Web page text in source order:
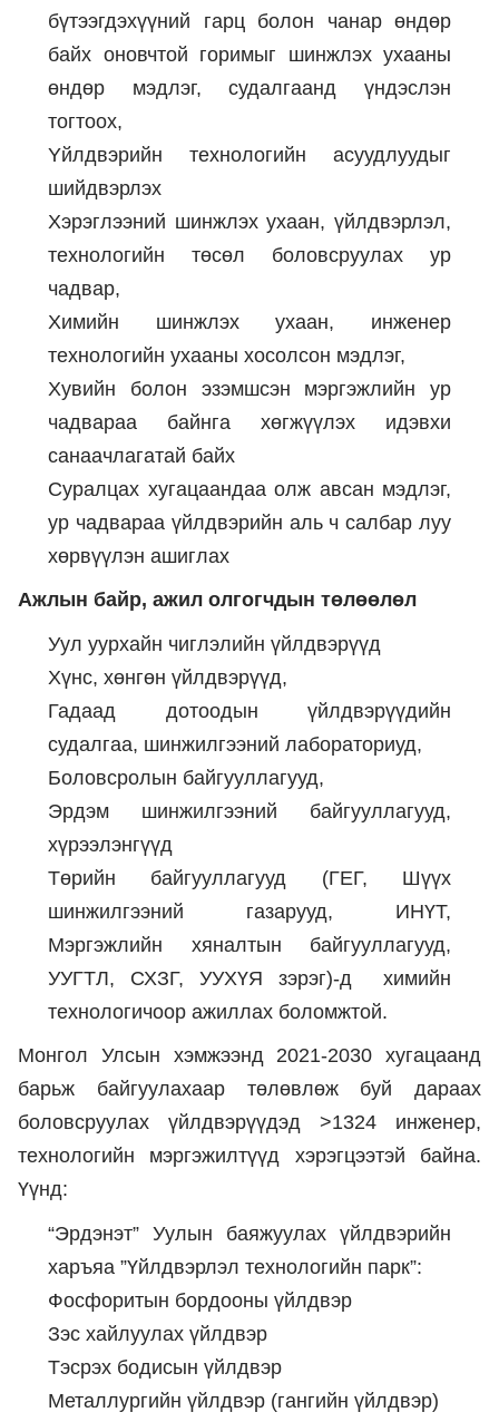
бүтээгдэхүүний гарц болон чанар өндөр
байх оновчтой горимыг шинжлэх ухааны
өндөр мэдлэг, судалгаанд үндэслэн
тогтоох,
Yйлдвэрийн технологийн асуудлуудыг
шийдвэрлэх
Хэрэглээний шинжлэх ухаан, үйлдвэрлэл,
технологийн төсөл боловсруулах ур
чадвар,
Химийн шинжлэх ухаан, инженер
технологийн ухааны хосолсон мэдлэг,
Хувийн болон эзэмшсэн мэргэжлийн ур
чадвараа байнга хөгжүүлэх идэвхи
санаачлагатай байх
Суралцах хугацаандаа олж авсан мэдлэг,
ур чадвараа үйлдвэрийн аль ч салбар луу
хөрвүүлэн ашиглах
Ажлын байр, ажил олгогчдын төлөөлөл
Уул уурхайн чиглэлийн үйлдвэрүүд
Хүнс, хөнгөн үйлдвэрүүд,
Гадаад дотоодын үйлдвэрүүдийн
судалгаа, шинжилгээний лабораториуд,
Боловсролын байгууллагууд,
Эрдэм шинжилгээний байгууллагууд,
хүрээлэнгүүд
Төрийн байгууллагууд (ГЕГ, Шүүх
шинжилгээний газарууд, ИНҮТ,
Мэргэжлийн хяналтын байгууллагууд,
УУГТЛ, СХЗГ, УУХҮЯ зэрэг)-д химийн
технологичоор ажиллах боломжтой.
Монгол Улсын хэмжээнд 2021-2030 хугацаанд
барьж байгуулахаар төлөвлөж буй дараах
боловсруулах үйлдвэрүүдэд >1324 инженер,
технологийн мэргэжилтүүд хэрэгцээтэй байна.
Үүнд:
“Эрдэнэт” Уулын баяжуулах үйлдвэрийн
харъяа ”Үйлдвэрлэл технологийн парк”:
Фосфоритын бордооны үйлдвэр
Зэс хайлуулах үйлдвэр
Тэсрэх бодисын үйлдвэр
Металлургийн үйлдвэр (гангийн үйлдвэр)